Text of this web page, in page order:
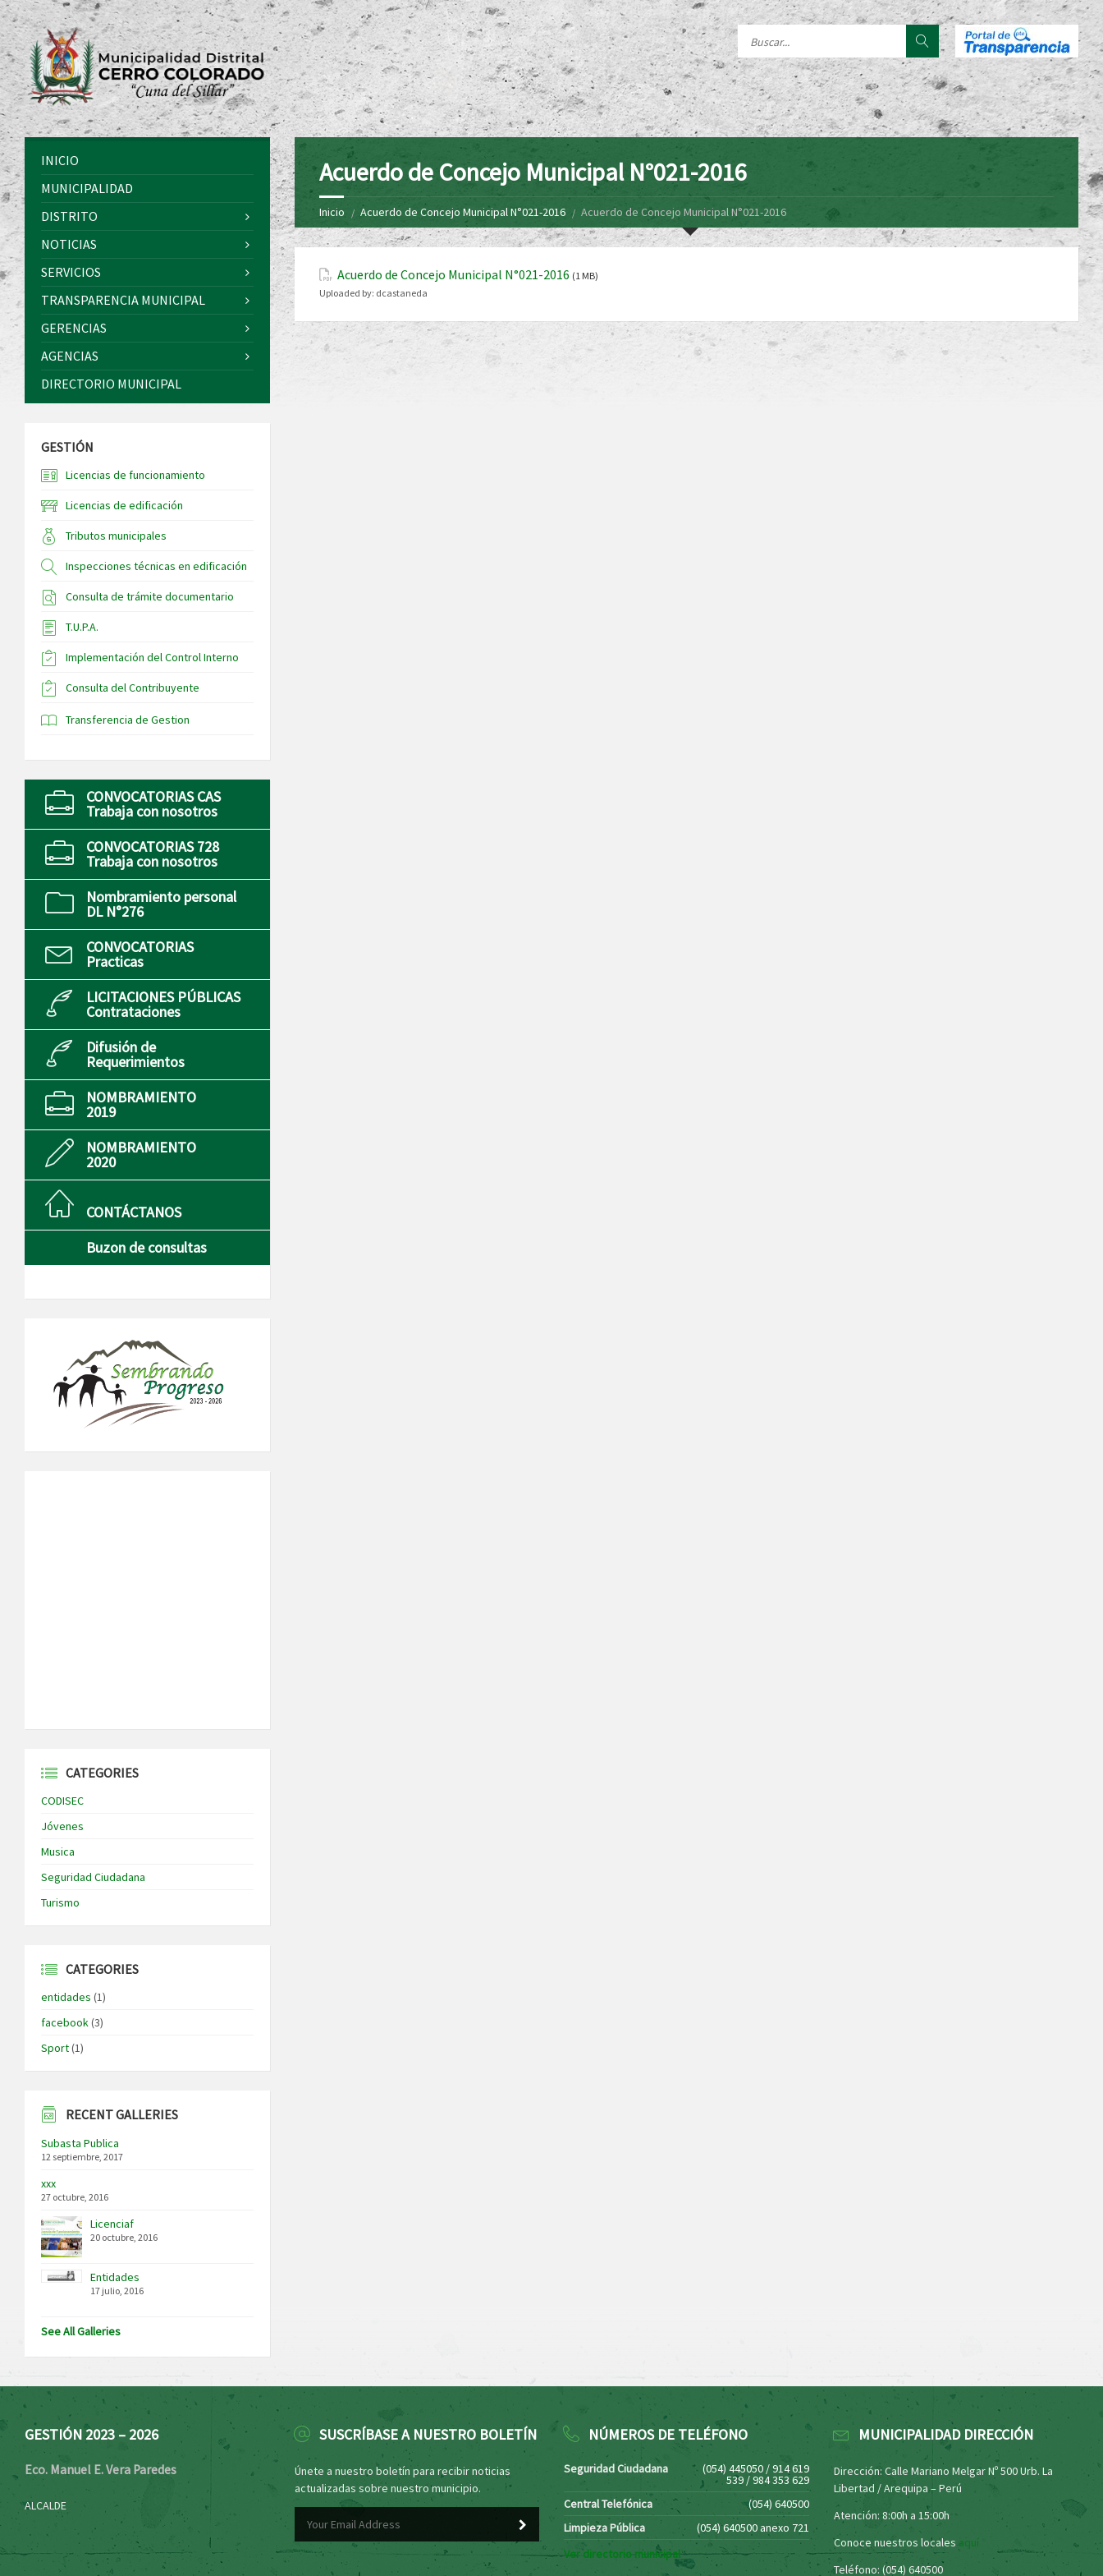
Acuerdo de Concejo Municipal N°021-2016
Inicio Acuerdo de Concejo Municipal N°021-2016 Acuerdo de Concejo Municipal N°021-2016
Acuerdo de Concejo Municipal N°021-2016 (1 MB)
Uploaded by: dcastaneda
INICIO
MUNICIPALIDAD
DISTRITO
NOTICIAS
SERVICIOS
TRANSPARENCIA MUNICIPAL
GERENCIAS
AGENCIAS
DIRECTORIO MUNICIPAL
GESTIÓN
Licencias de funcionamiento
Licencias de edificación
Tributos municipales
Inspecciones técnicas en edificación
Consulta de trámite documentario
T.U.P.A.
Implementación del Control Interno
Consulta del Contribuyente
Transferencia de Gestion
CONVOCATORIAS CAS
Trabaja con nosotros
CONVOCATORIAS 728
Trabaja con nosotros
Nombramiento personal
DL N°276
CONVOCATORIAS
Practicas
LICITACIONES PÚBLICAS
Contrataciones
Difusión de
Requerimientos
NOMBRAMIENTO
2019
NOMBRAMIENTO
2020
CONTÁCTANOS
Buzon de consultas
CATEGORIES
CODISEC
Jóvenes
Musica
Seguridad Ciudadana
Turismo
CATEGORIES
entidades (1)
facebook(3)
Sport(1)
RECENT GALLERIES
Subasta Publica
12 septiembre, 2017
xxx
27 octubre, 2016
Licenciaf
20 octubre, 2016
Entidades
17 julio, 2016
See All Galleries
GESTIÓN 2023 – 2026
Eco. Manuel E. Vera Paredes
ALCALDE
SUSCRÍBASE A NUESTRO BOLETÍN
Únete a nuestro boletín para recibir noticias
actualizadas sobre nuestro municipio.
NÚMEROS DE TELÉFONO
Seguridad Ciudadana (054) 445050 / 914 619
539 / 984 353 629
Central Telefónica
(054) 640500
Limpieza Pública
(054) 640500 anexo 721
Ver directorio municipal
MUNICIPALIDAD DIRECCIÓN
Dirección: Calle Mariano Melgar Nº 500 Urb. La
Libertad / Arequipa – Perú
Atención: 8:00h a 15:00h
Conoce nuestros locales aquí
Teléfono: (054) 640500